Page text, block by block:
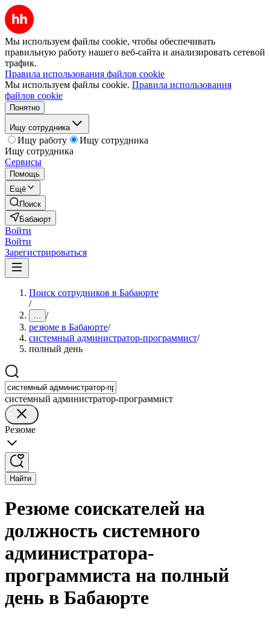
Мы используем файлы cookie, чтобы обеспечивать
правильную работу нашего веб-сайта и анализировать сетевой
трафик.
Правила использования файлов cookie
Мы используем файлы cookie. Правила использования
файлов cookie
Понятно
Ищу сотрудника
Ищу работу
Ищу сотрудника
Ищу сотрудника
Сервисы
Помощь
Ещё
Поиск
Бабаюрт
Войти
Войти
Зарегистрироваться
Поиск сотрудников в Бабаюрте
/
... /
резюме в Бабаюрте/
системный администратор-программист/
полный день
системный администратор-программист
Резюме
Найти
Резюме соискателей на
должность системного
администратора-
программиста на полный
день в Бабаюрте